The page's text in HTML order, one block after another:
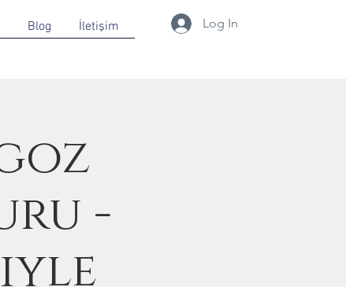
Blog İletişim Log In
-